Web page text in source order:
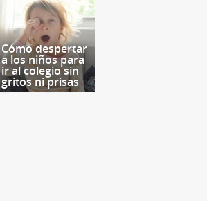
Cómo despertar
a los niños para
ir al colegio sin
gritos ni prisas